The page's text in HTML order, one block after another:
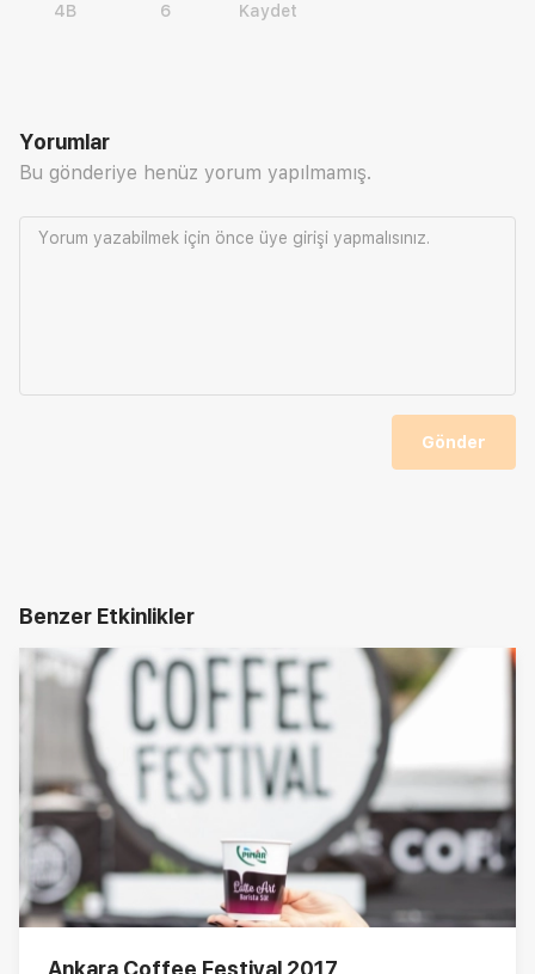
4B 6 Kaydet
Yorumlar
Bu gönderiye henüz yorum yapılmamış.
Yorum yazabilmek için önce üye girişi yapmalısınız.
Gönder
Benzer Etkinlikler
Ankara Coffee Festival 2017